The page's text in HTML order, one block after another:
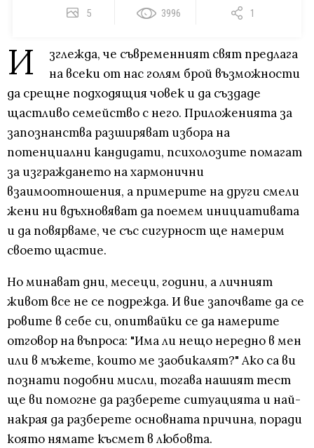
5 3996 1
И
зглежда, че съвременният свят предлага
на всеки от нас голям брой възможности
да срещне подходящия човек и да създаде
щастливо семейство с него. Приложенията за
запознанства разширяват избора на
потенциални кандидати, психолозите помагат
за изграждането на хармонични
взаимоотношения, а примерите на други смели
жени ни вдъхновяват да поемем инициативата
и да повярваме, че със сигурност ще намерим
своето щастие.
Но минават дни, месеци, години, а личният
живот все не се подрежда. И вие започвате да се
ровите в себе си, опитвайки се да намерите
отговор на въпроса: "Има ли нещо нередно в мен
или в мъжете, които ме заобикалят?" Ако са ви
познати подобни мисли, тогава нашият тест
ще ви помогне да разберете ситуацията и най-
накрая да разберете основната причина, поради
която нямате късмет в любовта.